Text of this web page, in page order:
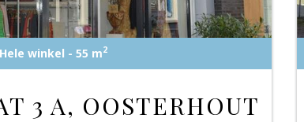
Hele winkel - 55 m2
3 A, OOSTERHOUT